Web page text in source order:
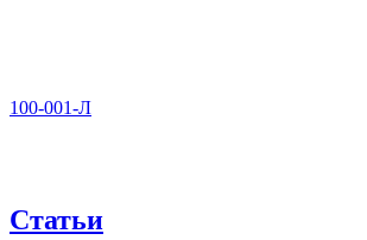
100-001-Л
Статьи